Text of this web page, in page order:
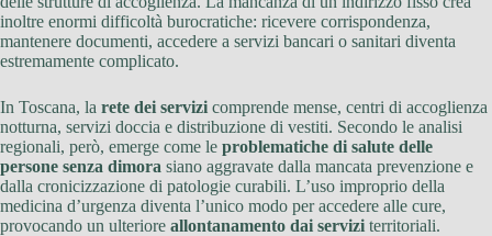
inoltre enormi difficoltà burocratiche: ricevere corrispondenza,
mantenere documenti, accedere a servizi bancari o sanitari diventa
estremamente complicato.
In Toscana, la rete dei servizi comprende mense, centri di accoglienza
notturna, servizi doccia e distribuzione di vestiti. Secondo le analisi
regionali, però, emerge come le problematiche di salute delle
persone senza dimora siano aggravate dalla mancata prevenzione e
dalla cronicizzazione di patologie curabili. L’uso improprio della
medicina d’urgenza diventa l’unico modo per accedere alle cure,
provocando un ulteriore allontanamento dai servizi territoriali.